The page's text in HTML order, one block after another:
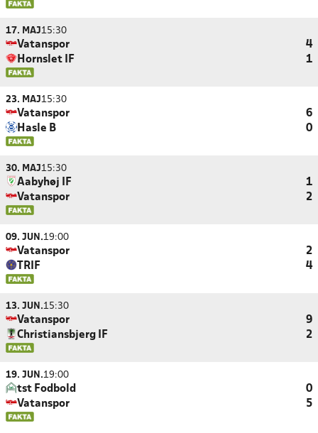
17. MAJ15:30
Vatanspor
4
Hornslet IF
1
23. MAJ15:30
Vatanspor
6
Hasle B
0
30. MAJ15:30
Aabyhøj IF
1
Vatanspor
2
09. JUN.19:00
Vatanspor
2
TRIF
4
13. JUN.15:30
Vatanspor
9
Christiansbjerg IF
2
19. JUN.19:00
tst Fodbold
0
Vatanspor
5